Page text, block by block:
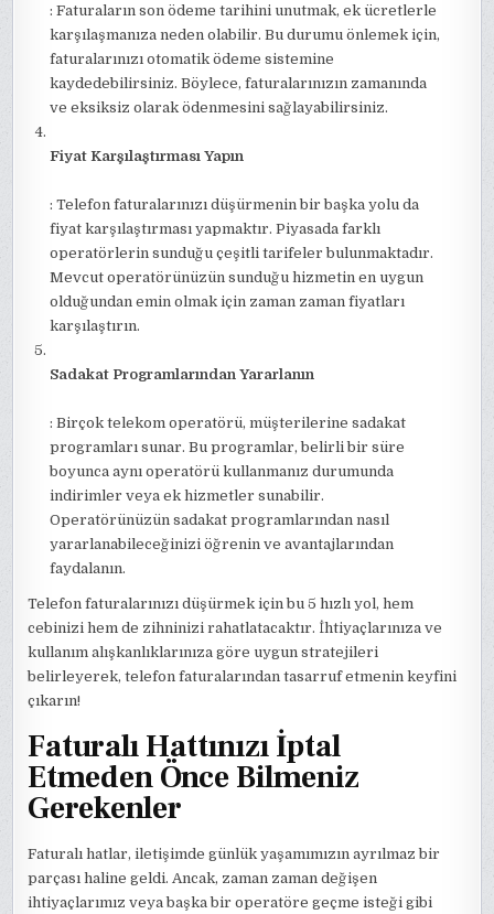
: Faturaların son ödeme tarihini unutmak, ek ücretlerle
karşılaşmanıza neden olabilir. Bu durumu önlemek için,
faturalarınızı otomatik ödeme sistemine
kaydedebilirsiniz. Böylece, faturalarınızın zamanında
ve eksiksiz olarak ödenmesini sağlayabilirsiniz.
Fiyat Karşılaştırması Yapın
: Telefon faturalarınızı düşürmenin bir başka yolu da
fiyat karşılaştırması yapmaktır. Piyasada farklı
operatörlerin sunduğu çeşitli tarifeler bulunmaktadır.
Mevcut operatörünüzün sunduğu hizmetin en uygun
olduğundan emin olmak için zaman zaman fiyatları
karşılaştırın.
Sadakat Programlarından Yararlanın
: Birçok telekom operatörü, müşterilerine sadakat
programları sunar. Bu programlar, belirli bir süre
boyunca aynı operatörü kullanmanız durumunda
indirimler veya ek hizmetler sunabilir.
Operatörünüzün sadakat programlarından nasıl
yararlanabileceğinizi öğrenin ve avantajlarından
faydalanın.
Telefon faturalarınızı düşürmek için bu 5 hızlı yol, hem
cebinizi hem de zihninizi rahatlatacaktır. İhtiyaçlarınıza ve
kullanım alışkanlıklarınıza göre uygun stratejileri
belirleyerek, telefon faturalarından tasarruf etmenin keyfini
çıkarın!
Faturalı Hattınızı İptal
Etmeden Önce Bilmeniz
Gerekenler
Faturalı hatlar, iletişimde günlük yaşamımızın ayrılmaz bir
parçası haline geldi. Ancak, zaman zaman değişen
ihtiyaçlarımız veya başka bir operatöre geçme isteği gibi